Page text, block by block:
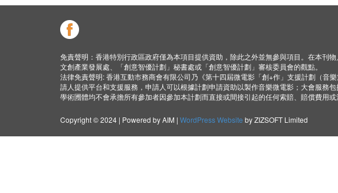
免責聲明：香港特別行政區政府僅為本項目提供資助，除此之外並無參與項目。在本刊
文創產業發展處、「創意智優計劃」秘書處或「創意智優計劃」審核委員會的觀點。
法律免責聲明: 香港互動市務商會有限公司乃《第十四屆微電影「創+作」支援計劃（
請人提供平台和支援服務，申請人可以根據計劃申請資助以製作音樂微電影；大會服務
學術圑體均不會承擔所有參加者因參加本計劃而直接或間接引起的任何索賠、賠償費用或
Copyright © 2024 | Powered by AIM | WordPress Website by ZIZSOFT Limited